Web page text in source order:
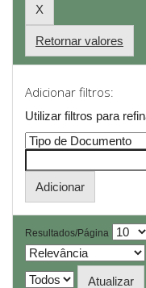
Retornar valores
Adicionar filtros:
Utilizar filtros para
Resultados/Página